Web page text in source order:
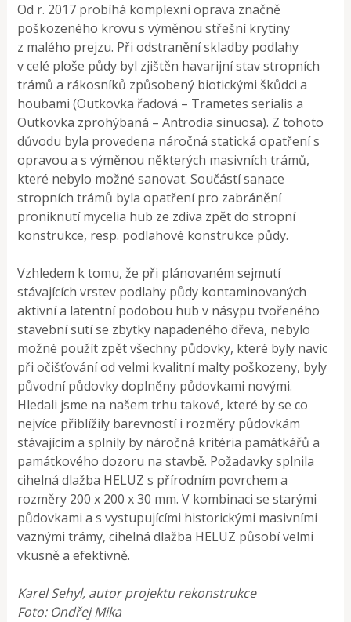
Od r. 2017 probíhá komplexní oprava značně
poškozeného krovu s výměnou střešní krytiny
z malého prejzu. Při odstranění skladby podlahy
v celé ploše půdy byl zjištěn havarijní stav stropních
trámů a rákosníků způsobený biotickými škůdci a
houbami (Outkovka řadová – Trametes serialis a
Outkovka zprohýbaná – Antrodia sinuosa). Z tohoto
důvodu byla provedena náročná statická opatření s
opravou a s výměnou některých masivních trámů,
které nebylo možné sanovat. Součástí sanace
stropních trámů byla opatření pro zabránění
proniknutí mycelia hub ze zdiva zpět do stropní
konstrukce, resp. podlahové konstrukce půdy.
Vzhledem k tomu, že při plánovaném sejmutí
stávajících vrstev podlahy půdy kontaminovaných
aktivní a latentní podobou hub v násypu tvořeného
stavební sutí se zbytky napadeného dřeva, nebylo
možné použít zpět všechny půdovky, které byly navíc
při očišťování od velmi kvalitní malty poškozeny, byly
původní půdovky doplněny půdovkami novými.
Hledali jsme na našem trhu takové, které by se co
nejvíce přiblížily barevností i rozměry půdovkám
stávajícím a splnily by náročná kritéria památkářů a
památkového dozoru na stavbě. Požadavky splnila
cihelná dlažba HELUZ s přírodním povrchem a
rozměry 200 x 200 x 30 mm. V kombinaci se starými
půdovkami a s vystupujícími historickými masivními
vaznými trámy, cihelná dlažba HELUZ působí velmi
vkusně a efektivně.
Karel Sehyl, autor projektu rekonstrukce
Foto: Ondřej Mika